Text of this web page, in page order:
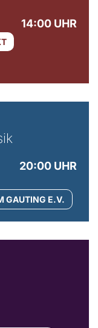
14:00 UHR
20:00 UHR
GAUTING E.V.